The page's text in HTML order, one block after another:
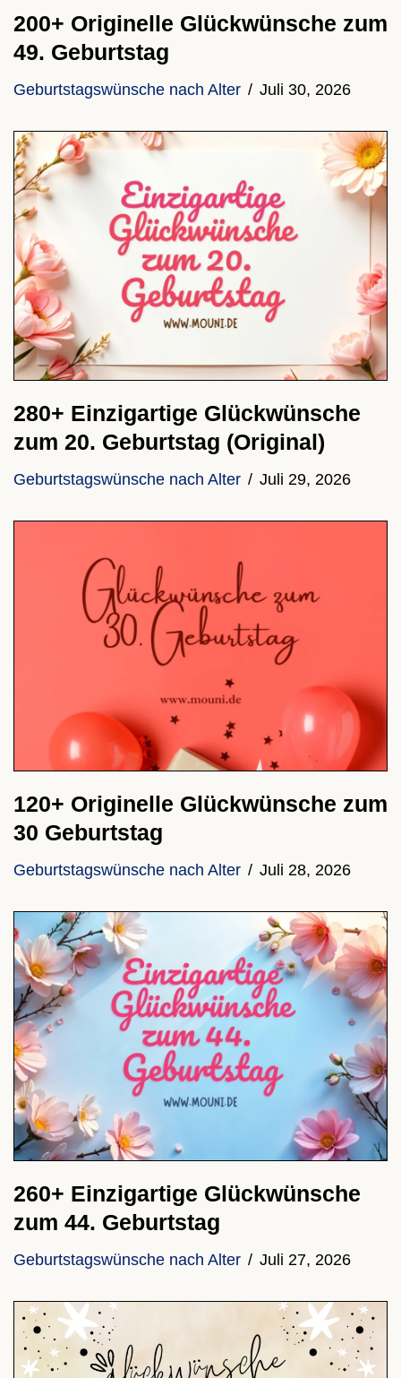
200+ Originelle Glückwünsche zum
49. Geburtstag
Geburtstagswünsche nach Alter Juli 30, 2026
280+ Einzigartige Glückwünsche
zum 20. Geburtstag (Original)
Geburtstagswünsche nach Alter Juli 29, 2026
120+ Originelle Glückwünsche zum
30 Geburtstag
Geburtstagswünsche nach Alter Juli 28, 2026
260+ Einzigartige Glückwünsche
zum 44. Geburtstag
Geburtstagswünsche nach Alter Juli 27, 2026